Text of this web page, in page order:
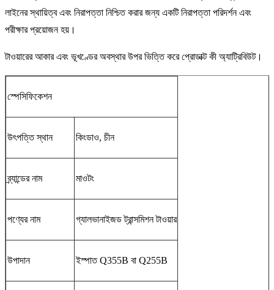
লাইনের স্থায়িত্ব এবং নিরাপত্তা নিশ্চিত করার জন্য একটি নিরাপত্তা পরিদর্শন এবং
পরীক্ষার প্রয়োজন হয়।
টাওয়ারের আকার এবং ভূখণ্ডের অবস্থার উপর ভিত্তি করে প্রোডাক্ট কী অ্যাট্রিবিউট।
স্পেসিফিকেশন
উৎপত্তি স্থান কিংডাও, চীন
ব্র্যান্ডের নাম মাওটং
পণ্যের নাম গ্যালভানাইজড ট্রান্সমিশন টাওয়ার
উপাদান ইস্পাত Q355B বা Q255B